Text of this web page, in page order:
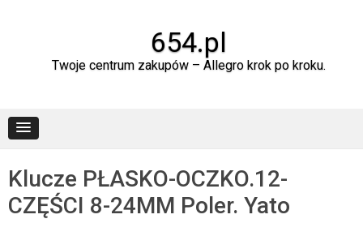
654.pl
Twoje centrum zakupów – Allegro krok po kroku.
Klucze PŁASKO-OCZKO.12-
CZĘŚCI 8-24MM Poler. Yato